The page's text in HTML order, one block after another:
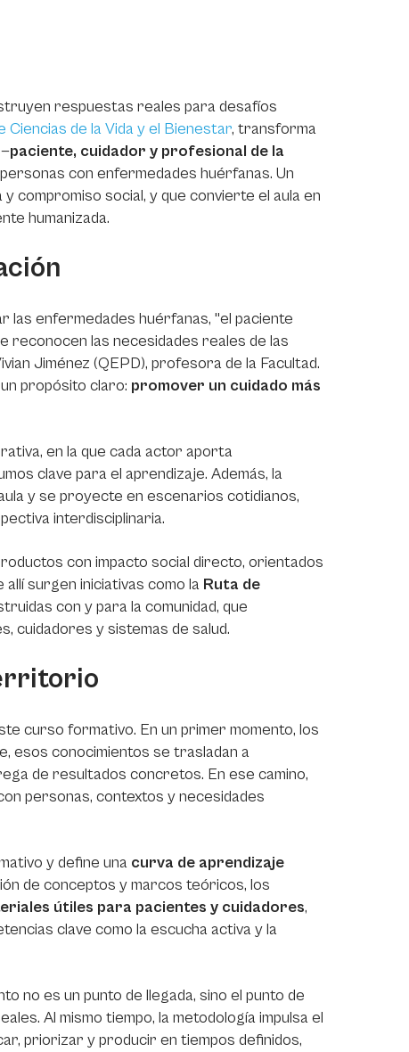
respuestas reales para desafíos
Ciencias de la Vida y el Bienestar, transforma
paciente, cuidador y profesional de la
con enfermedades huérfanas. Un
compromiso social, y que convierte el aula en
humanizada.
las enfermedades huérfanas, "el paciente
reconocen las necesidades reales de las
Jiménez (QEPD), profesora de la Facultad.
propósito claro: promover un cuidado más
en la que cada actor aporta
clave para el aprendizaje. Además, la
y se proyecte en escenarios cotidianos,
interdisciplinaria.
con impacto social directo, orientados
surgen iniciativas como la Ruta de
con y para la comunidad, que
cuidadores y sistemas de salud.
curso formativo. En un primer momento, los
esos conocimientos se trasladan a
de resultados concretos. En ese camino,
personas, contextos y necesidades
y define una curva de aprendizaje
de conceptos y marcos teóricos, los
útiles para pacientes y cuidadores,
clave como la escucha activa y la
no es un punto de llegada, sino el punto de
Al mismo tiempo, la metodología impulsa el
priorizar y producir en tiempos definidos,